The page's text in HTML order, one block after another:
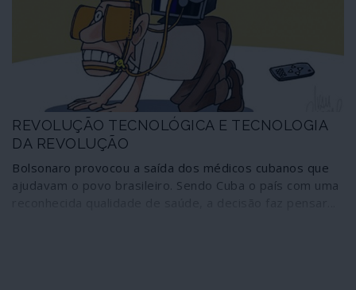
REVOLUÇÃO TECNOLÓGICA E TECNOLOGIA
DA REVOLUÇÃO
Bolsonaro provocou a saída dos médicos cubanos que
ajudavam o povo brasileiro. Sendo Cuba o país com uma